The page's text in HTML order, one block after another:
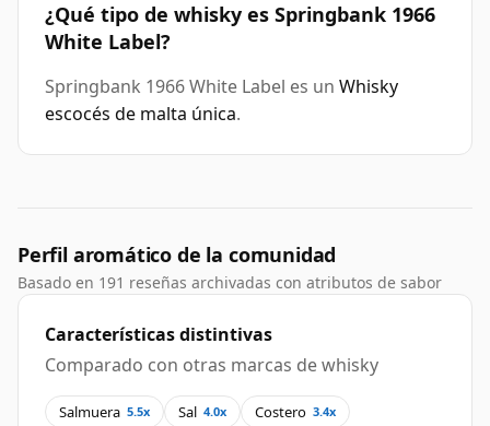
¿Qué tipo de whisky es Springbank 1966
White Label?
Springbank 1966 White Label es un Whisky
escocés de malta única.
Perfil aromático de la comunidad
Basado en 191 reseñas archivadas con atributos de sabor
Características distintivas
Comparado con otras marcas de whisky
Salmuera 5.5x Sal 4.0x Costero 3.4x